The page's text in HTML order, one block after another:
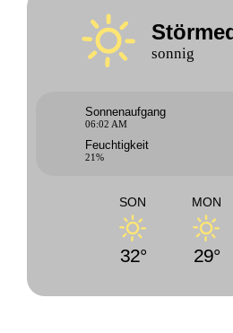
sonnig
Sonnenaufgang
06:02 AM
Feuchtigkeit
21%
SON
32°
MON
29°